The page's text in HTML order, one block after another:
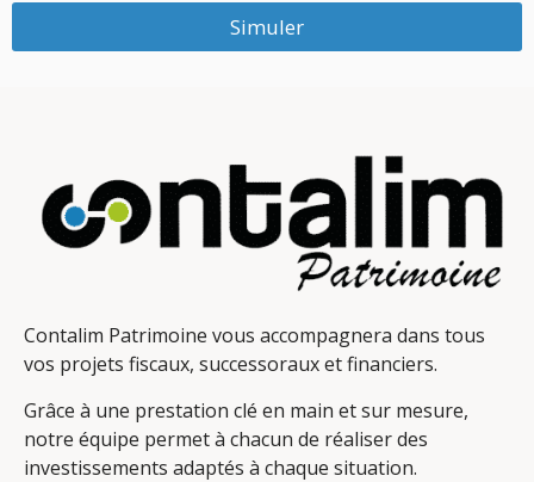
Simuler
Contalim Patrimoine vous accompagnera dans tous
vos projets fiscaux, successoraux et financiers.
Grâce à une prestation clé en main et sur mesure,
notre équipe permet à chacun de réaliser des
investissements adaptés à chaque situation.